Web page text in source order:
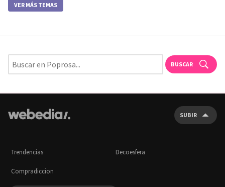
VER MÁS TEMAS
BUSCAR
SUBIR
Trendencias Decoesfera
Compradiccion